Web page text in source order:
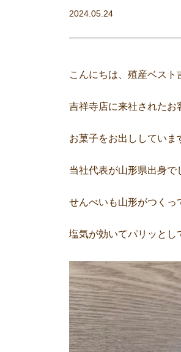
2024.05.24
こんにちは、殖産ベスト
吉祥寺店に来社されたお
お菓子をお出ししていま
当社代表が山形県出身
せんべいも山形がつくっ
塩気が効いてパリッと